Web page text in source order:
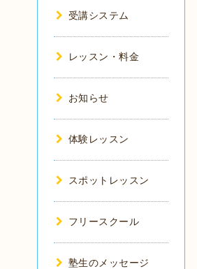
受講システム
レッスン・料金
お知らせ
体験レッスン
スポットレッスン
フリースクール
塾生のメッセージ